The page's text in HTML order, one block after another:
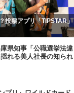
投票アプリ「TIPSTAR」
県知事「公職選挙法違
れる美人社長の知られ